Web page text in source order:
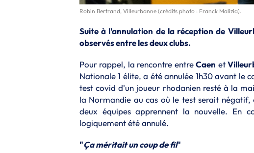
Robin Bertrand, Villeurbanne (crédits photo : Franck Malizia).
Suite à l'annulation de la réception de
observés entre les deux clubs.
Pour rappel, la rencontre entreCaen et
Nationale 1 élite, a été annulée 1h30 avant le
test covid d'un joueur rhodanien resté à la
la Normandie au cas où le test serait
deux équipes apprennent la nouvelle. En
logiquement été annulé.
"Ça méritait un coup de fil"